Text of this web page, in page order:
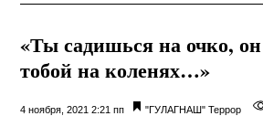
«Ты садишься на очко,
тобой на коленях…»
4 ноября, 2021 2:21 пп "ГУЛАГНАШ" Террор